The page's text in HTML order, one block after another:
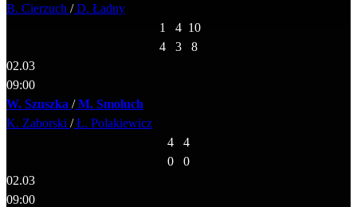
B. Cierzuch /D. Ładny
1
4 10
4
3
8
02.03
09:00
W. Szuszka /M. Smoluch
K. Zaborski /Ł. Polakiewicz
4
4
0
0
02.03
09:00